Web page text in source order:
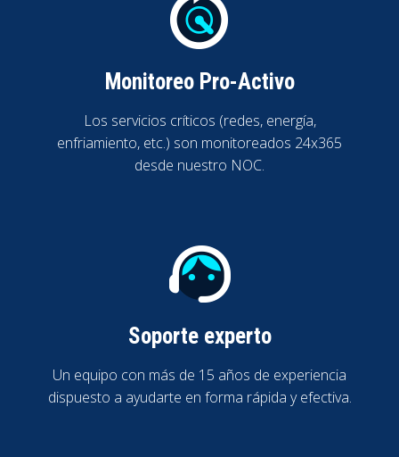
Monitoreo Pro-Activo
Los servicios críticos (redes, energía,
enfriamiento, etc.) son monitoreados 24x365
desde nuestro NOC.
Soporte experto
Un equipo con más de 15 años de experiencia
dispuesto a ayudarte en forma rápida y efectiva.